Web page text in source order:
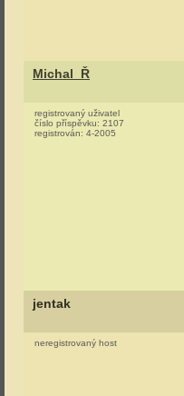
Michal_Ř
registrovaný uživatel
číslo příspěvku: 2107
registrován: 4-2005
jentak
neregistrovaný host